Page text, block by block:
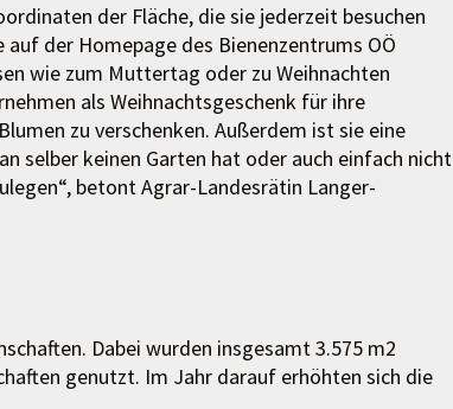
der Fläche, die sie jederzeit besuchen
der Homepage des Bienenzentrums OÖ
wie zum Muttertag oder zu Weihnachten
als Weihnachtsgeschenk für ihre
zu verschenken. Außerdem ist sie eine
selber keinen Garten hat oder auch einfach nicht
betont Agrar-Landesrätin Langer-
Dabei wurden insgesamt 3.575 m2
genutzt. Im Jahr darauf erhöhten sich die